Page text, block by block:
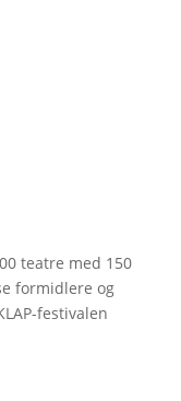
teatre med 150
formidlere og
festivalen